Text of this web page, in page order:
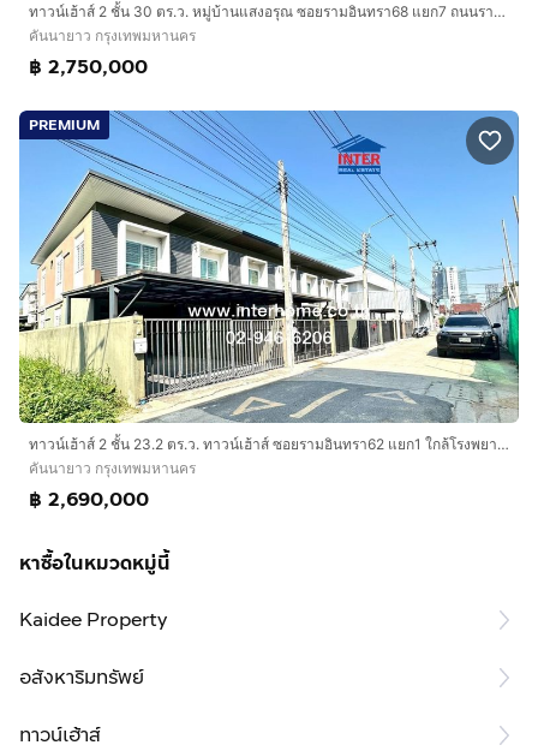
ทาวน์เฮ้าส์ 2 ชั้น 30 ตร.ว. หมู่บ้านแสงอรุณ ซอยรามอินทรา68 แยก7 ถนนรามอินทรา ถนนสวนสยาม เขตคันนายาว กรุงเทพมหานคร
คันนายาว กรุงเทพมหานคร
฿ 2,750,000
PREMIUM
ทาวน์เฮ้าส์ 2 ชั้น 23.2 ตร.ว. ทาวน์เฮ้าส์ ซอยรามอินทรา62 แยก1 ใกล้โรงพยาบาลสินแพทย์รามอินทรา ถนนรามอินทรา เขตคันนายาว กรุงเทพมหานคร
คันนายาว กรุงเทพมหานคร
฿ 2,690,000
หาซื้อในหมวดหมู่นี้
Kaidee Property
อสังหาริมทรัพย์
ทาวน์เฮ้าส์